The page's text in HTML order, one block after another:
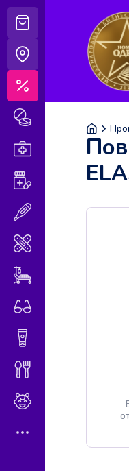
Витамины и БАДы
Медицинская техника